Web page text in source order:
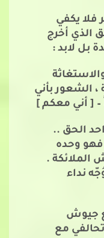
فلا يكفي
الذي أخرج
بل لابد :
، الشعور بأني
– [ أني معكم ]
الحق ..
فهو وحده
الملائكة .
نداء
جيوش
مع